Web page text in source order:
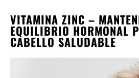
VITAMINA ZINC –
EQUILIBRIO HORMONAL
CABELLO SALUDABLE